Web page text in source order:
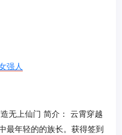
强人
无上仙门 简介： 云霄穿越
最年轻的的族长。获得签到